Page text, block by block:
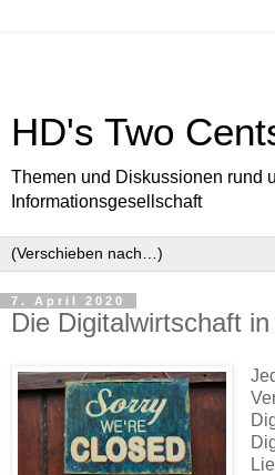
HD's Two
Themen und Diskussionen rund
Informationsgesellschaft
7. April 2020
Die Digitalwirtschaft